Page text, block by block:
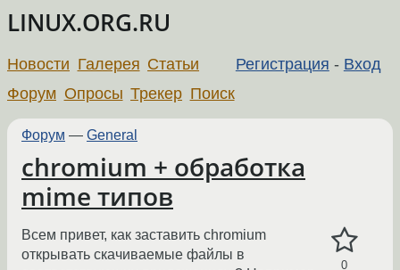
LINUX.ORG.RU
Регистрация - Вход
Новости Галерея Статьи
Форум Опросы Трекер Поиск
Форум — General
chromium + обработка
mime типов
0
Всем привет, как заставить chromium
открывать скачиваемые файлы в